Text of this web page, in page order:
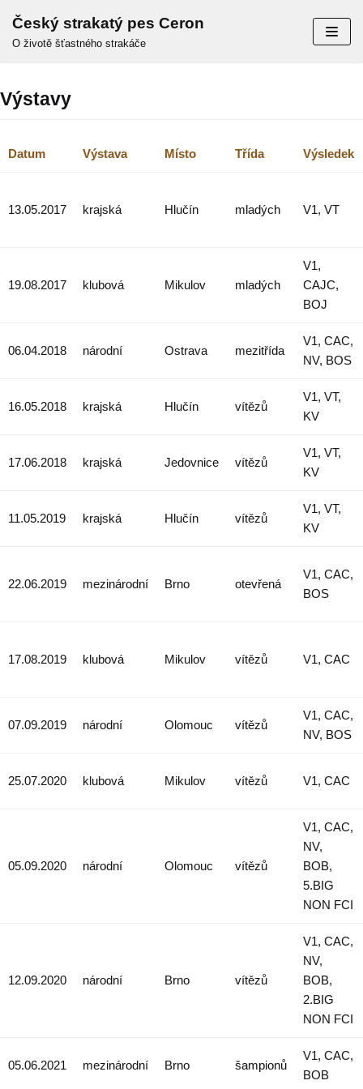
Přeskočit
na
Český strakatý pes Ceron
O životě šťastného strakáče
Výstavy
Datum Výstava Místo Třída Výsledek
13.05.2017 krajská Hlučín mladých V1, VT
19.08.2017 klubová Mikulov mladých
V1,
CAJC,
BOJ
06.04.2018 národní Ostrava mezitřída
V1, CAC,
NV, BOS
16.05.2018 krajská Hlučín vítězů
V1, VT,
KV
17.06.2018 krajská Jedovnice vítězů
V1, VT,
KV
11.05.2019 krajská Hlučín vítězů
V1, VT,
KV
22.06.2019 mezinárodní Brno otevřená
V1, CAC,
BOS
17.08.2019 klubová Mikulov vítězů V1, CAC
07.09.2019 národní Olomouc vítězů
V1, CAC,
NV, BOS
25.07.2020 klubová Mikulov vítězů V1, CAC
05.09.2020 národní Olomouc vítězů
V1, CAC,
NV,
BOB,
5.BIG
NON FCI
12.09.2020 národní Brno vítězů
V1, CAC,
NV,
BOB,
2.BIG
NON FCI
05.06.2021 mezinárodní Brno šampionů
V1, CAC,
BOB